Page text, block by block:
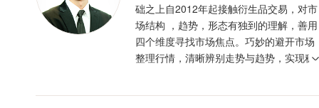
础之上自2012年起接触衍生品交易，对市
场结构 ，趋势，形态有独到的理解，善用
四个维度寻找市场焦点。巧妙的避开市场
整理行情，清晰辨别走势与趋势，实现稳